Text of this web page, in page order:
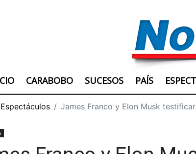
CARABOBO SUCESOS PAÍS
Espectáculos James Franco y Elon Musk